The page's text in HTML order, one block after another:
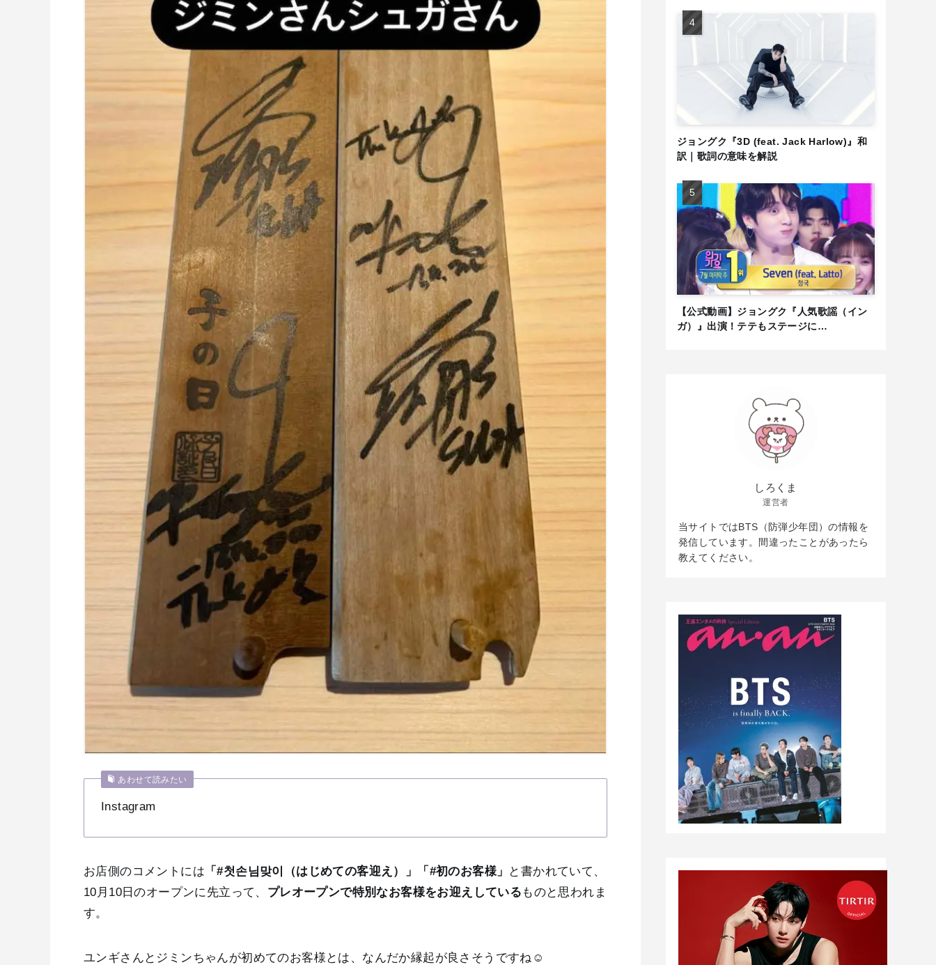
あわせて読みたい
Instagram
お店側のコメントには 「#첫손님맞이（はじめての客迎え）」「#初のお客様」
と書かれていて、
10月10日のオープンに先立って、 プレオープンで特別なお客様をお迎えしている ものと思われま
す。
ユンギさんとジミンちゃんが初めてのお客様とは、なんだか縁起が良さそうですね☺️
ジョングク『3D (feat. Jack Harlow)』和
訳｜歌詞の意味を解説
【公式動画】ジョングク『人気歌謡（イン
ガ）』出演！テテもステージに…
しろくま
運営者
当サイトではBTS（防弾少年団）の情報を
発信しています。間違ったことがあったら
教えてください。